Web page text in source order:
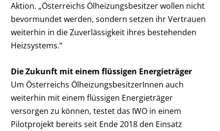
Aktion. „Österreichs Ölheizungsbesitzer wollen nicht
bevormundet werden, sondern setzen ihr Vertrauen
weiterhin in die Zuverlässigkeit ihres bestehenden
Heizsystems.“
Die Zukunft mit einem flüssigen Energieträger
Um Österreichs ÖlheizungsbesitzerInnen auch
weiterhin mit einem flüssigen Energieträger
versorgen zu können, testet das IWO in einem
Pilotprojekt bereits seit Ende 2018 den Einsatz